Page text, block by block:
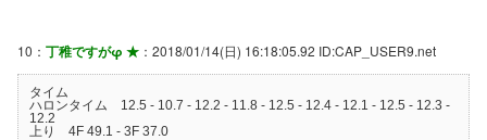
10： 丁稚ですがφ ★ ：2018/01/14(日) 16:18:05.92 ID:CAP_USER9.net
タイム
ハロンタイム 12.5 - 10.7 - 12.2 - 11.8 - 12.5 - 12.4 - 12.1 - 12.5 - 12.3 -
12.2
上り 4F 49.1 - 3F 37.0